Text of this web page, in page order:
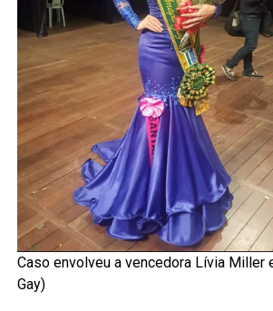
Caso envolveu a vencedora Lívia
Gay)